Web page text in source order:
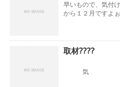
早いもので、気付
から１２月ですよ
取材????